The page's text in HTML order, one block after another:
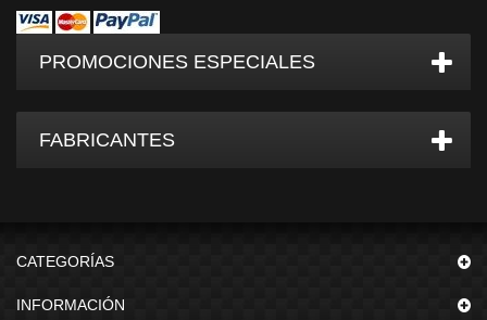
PROMOCIONES ESPECIALES
FABRICANTES
CATEGORÍAS
INFORMACIÓN